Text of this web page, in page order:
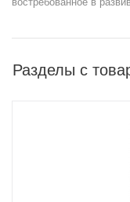
Разделы с